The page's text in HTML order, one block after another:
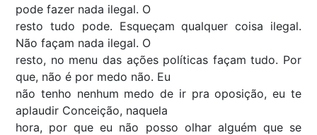
pode fazer nada ilegal. O
resto tudo pode. Esqueçam qualquer coisa ilegal.
Não façam nada ilegal. O
resto, no menu das ações políticas façam tudo. Por
que, não é por medo não. Eu
não tenho nenhum medo de ir pra oposição, eu te
aplaudir Conceição, naquela
hora, por que eu não posso olhar alguém que se